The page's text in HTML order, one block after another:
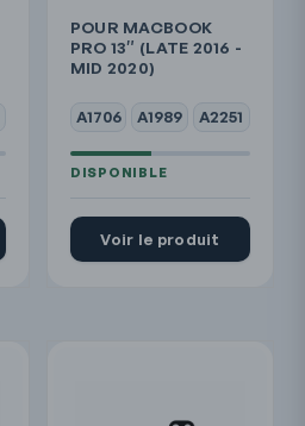
POUR MACBOOK
PRO 13″ (LATE 2016 -
MID 2020)
A1706 A1989 A2251
Voir le produit